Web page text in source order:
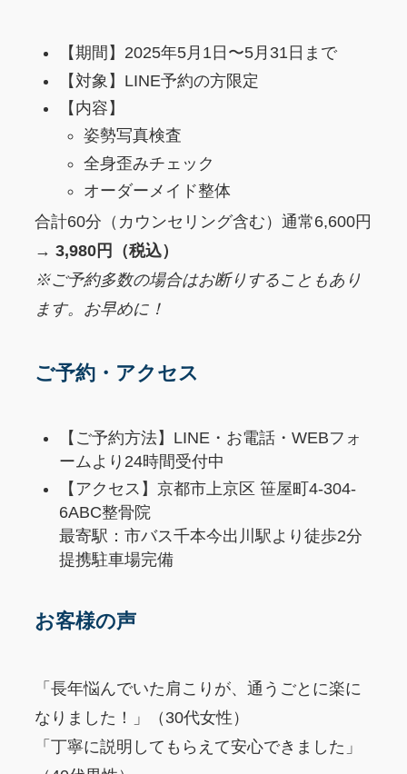
【期間】2025年5月1日〜5月31日まで
【対象】LINE予約の方限定
【内容】
姿勢写真検査
全身歪みチェック
オーダーメイド整体
合計60分（カウンセリング含む）通常6,600円
→ 3,980円（税込）
※ご予約多数の場合はお断りすることもあり
ます。お早めに！
ご予約・アクセス
【ご予約方法】LINE・お電話・WEBフォ
ームより24時間受付中
【アクセス】京都市上京区 笹屋町4-304-
6ABC整骨院
最寄駅：市バス千本今出川駅より徒歩2分
提携駐車場完備
お客様の声
「長年悩んでいた肩こりが、通うごとに楽に
なりました！」（30代女性）
「丁寧に説明してもらえて安心できました」